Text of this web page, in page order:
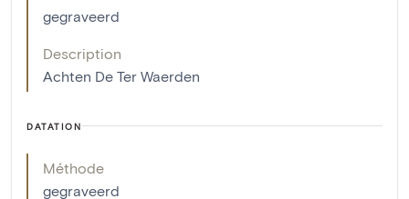
gegraveerd
Description
Achten De Ter Waerden
DATATION
Méthode
gegraveerd